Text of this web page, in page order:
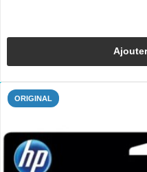
ORIGINAL